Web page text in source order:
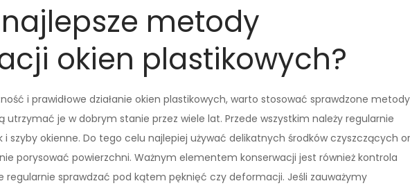
metody
okien plastikowych?
i prawidłowe działanie okien plastikowych, warto stosować sprawdzone metody
utrzymać je w dobrym stanie przez wiele lat. Przede wszystkim należy regularnie
szyby okienne. Do tego celu najlepiej używać delikatnych środków czyszczących
porysować powierzchni. Ważnym elementem konserwacji jest również kontrola
regularnie sprawdzać pod kątem pęknięć czy deformacji. Jeśli zauważymy